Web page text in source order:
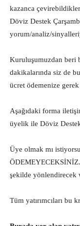
kazanca
Döviz Destek
yorum/analiz/
Kuruluşumuzdan beri
dakikalarında siz de
ücret ödemenize
Aşağıdaki forma
üyelik ile Döviz
Üye olmak mı
şekilde yönlendirecek
Tüm yatırımcıları